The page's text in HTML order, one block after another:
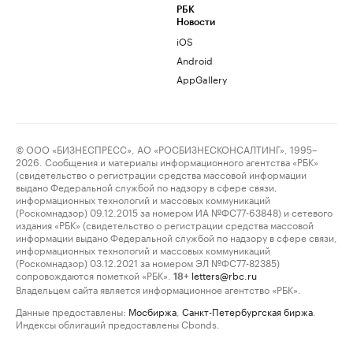
РБК
Новости
iOS
Android
AppGallery
© ООО «БИЗНЕСПРЕСС», АО «РОСБИЗНЕСКОНСАЛТИНГ», 1995–
2026. Сообщения и материалы информационного агентства «РБК»
(свидетельство о регистрации средства массовой информации
выдано Федеральной службой по надзору в сфере связи,
информационных технологий и массовых коммуникаций
(Роскомнадзор) 09.12.2015 за номером ИА №ФС77-63848) и сетевого
издания «РБК» (свидетельство о регистрации средства массовой
информации выдано Федеральной службой по надзору в сфере связи,
информационных технологий и массовых коммуникаций
(Роскомнадзор) 03.12.2021 за номером ЭЛ №ФС77-82385)
сопровождаются пометкой «РБК».
18+ letters@rbc.ru
Владельцем сайта является информационное агентство «РБК».
Данные предоставлены: Мосбиржа Санкт-Петербургская биржа
Индексы облигаций предоставлены Cbonds.